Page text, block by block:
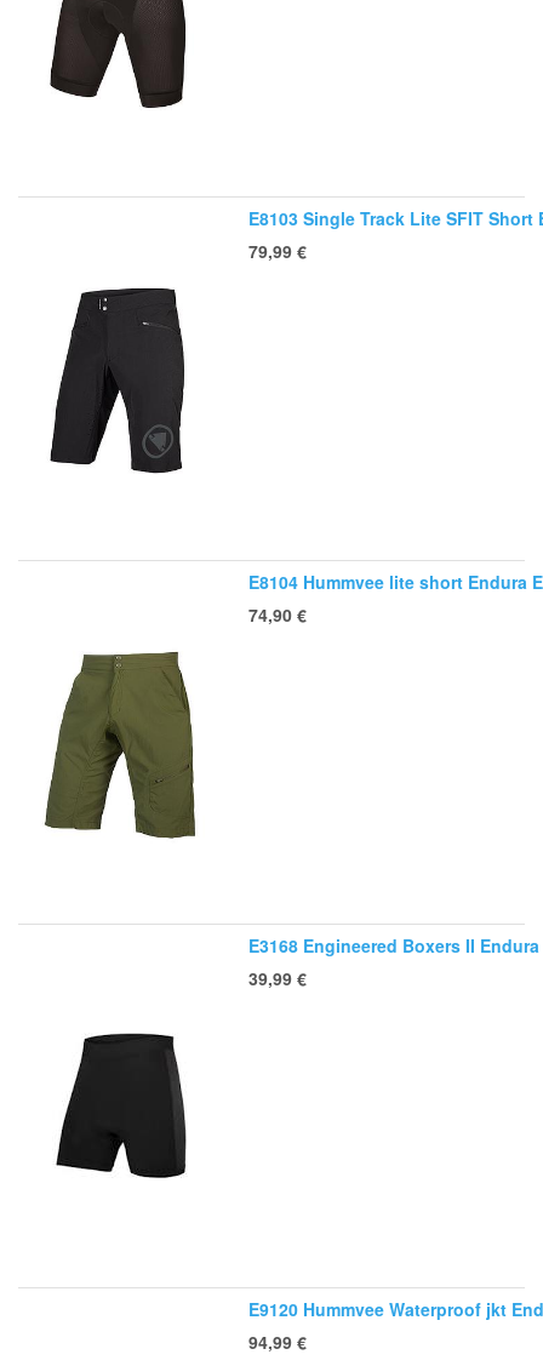
E8103 Single Track Lite SFIT Short
79,99 €
E8104 Hummvee lite short Endura
74,90 €
E3168 Engineered Boxers II Endura
39,99 €
E9120 Hummvee Waterproof jkt
94,99 €